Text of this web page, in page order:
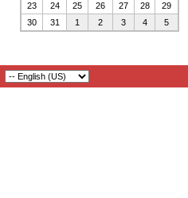
23
24 25 26 27 28
29
30
31 1 2 3 4 5